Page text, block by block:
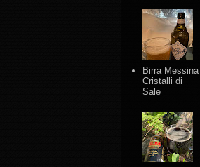
Birra Messina
Cristalli di
Sale